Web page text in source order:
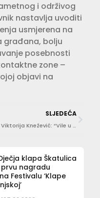
i održivog
nastavlja uvoditi
usmjerena na
građana, bolju
posebnosti
zone –
objavi na
SLJEDEĆA
Viktorija Knežević: “Vile u zelenilu ne smiju postati apartmani u zelenilu”
klapa Škatulica
nagradu
Festivalu ‘Klape